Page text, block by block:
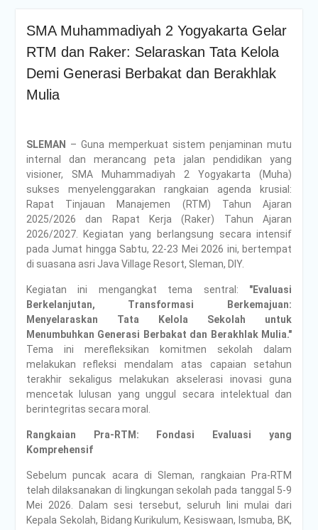
SMA Muhammadiyah 2 Yogyakarta Gelar
RTM dan Raker: Selaraskan Tata Kelola
Demi Generasi Berbakat dan Berakhlak
Mulia
SLEMAN
– Guna memperkuat sistem penjaminan mutu
internal dan merancang peta jalan pendidikan yang
visioner, SMA Muhammadiyah 2 Yogyakarta (Muha)
sukses menyelenggarakan rangkaian agenda krusial:
Rapat Tinjauan Manajemen (RTM) Tahun Ajaran
2025/2026 dan Rapat Kerja (Raker) Tahun Ajaran
2026/2027. Kegiatan yang berlangsung secara intensif
pada Jumat hingga Sabtu, 22-23 Mei 2026 ini, bertempat
di suasana asri Java Village Resort, Sleman, DIY.
Kegiatan ini mengangkat tema sentral: "Evaluasi
Berkelanjutan, Transformasi Berkemajuan:
Menyelaraskan Tata Kelola Sekolah untuk
Menumbuhkan Generasi Berbakat dan Berakhlak Mulia."
Tema ini merefleksikan komitmen sekolah dalam
melakukan refleksi mendalam atas capaian setahun
terakhir sekaligus melakukan akselerasi inovasi guna
mencetak lulusan yang unggul secara intelektual dan
berintegritas secara moral.
Rangkaian Pra-RTM: Fondasi Evaluasi yang
Komprehensif
Sebelum puncak acara di Sleman, rangkaian Pra-RTM
telah dilaksanakan di lingkungan sekolah pada tanggal 5-9
Mei 2026. Dalam sesi tersebut, seluruh lini mulai dari
Kepala Sekolah, Bidang Kurikulum, Kesiswaan, Ismuba, BK,